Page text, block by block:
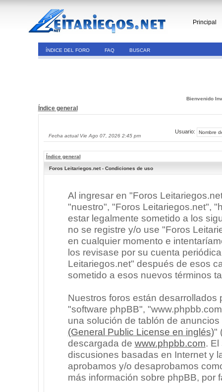
Principal
ÍNDICE DEL FORO FAQ BUSCAR
Bienvenido
Índice general
Fecha actual Vie Ago 07, 2026 2:45 pm
Usuario:
Índice general
Foros Leitariegos.net - Condiciones de uso
Al ingresar en "Foros
"nuestro", "Foros Leitariegos.net",
estar legalmente sometido a los
no se registre y/o use "Foros
en cualquier momento e
los revisase por su cuenta
Leitariegos.net" después de esos
sometido a esos nuevos términos
Nuestros foros están
"software phpBB",
una solución de tablón de
(General Public License en inglés)"
descargada de www.phpbb.com. El
discusiones basadas en Internet y
aprobamos y/o desaprobamos
más información sobre phpBB, por